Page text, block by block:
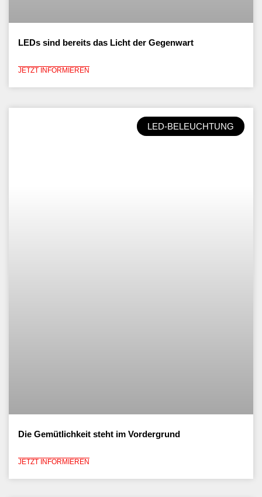
LEDs sind bereits das Licht der Gegenwart
JETZT INFORMIEREN
LED-BELEUCHTUNG
Die Gemütlichkeit steht im Vordergrund
JETZT INFORMIEREN